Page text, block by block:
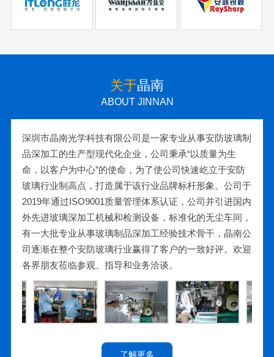
关于晶南
ABOUT JINNAN
深圳市晶南光学科技有限公司是一家专业从事安防玻璃制
品深加工的生产型现代化企业，公司秉承“以质量为生
命，以客户为中心”的使命，为了使公司快速屹立于安防
玻璃行业制高点，打造属于该行业品牌标杆形象。公司于
2019年通过ISO9001质量管理体系认证，公司并引进国内
外先进玻璃深加工机械和检测设备，标准化的无尘车间，
有一大批专业从事玻璃制品深加工经验技术骨干，晶南公
司逐渐在整个安防玻璃行业赢得了客户的一致好评。欢迎
各界朋友莅临参观、指导和业务洽谈。
了解更多